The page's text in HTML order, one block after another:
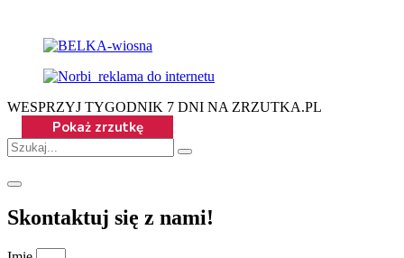
WESPRZYJ TYGODNIK 7 DNI NA ZRZUTKA.PL
Skontaktuj się z nami!